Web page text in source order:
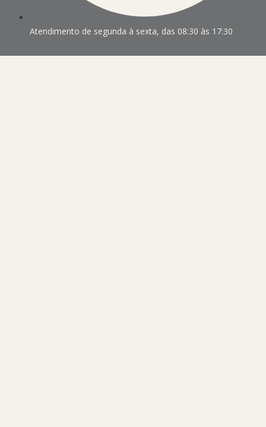
Atendimento de segunda à sexta, das 08:30 às 17:30